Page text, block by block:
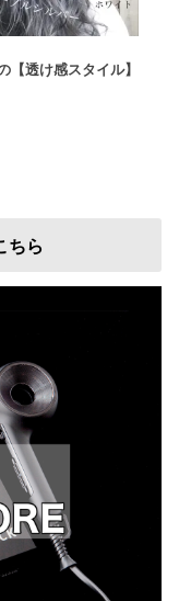
【透け感スタイル】
ちら